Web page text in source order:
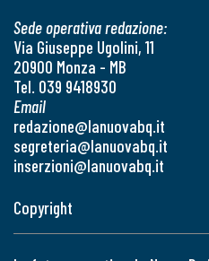
Sede operativa redazione:
Via Giuseppe Ugolini, 11
20900 Monza - MB
Tel. 039 9418930
Email
redazione@lanuovabq.it
segreteria@lanuovabq.it
inserzioni@lanuovabq.it
Copyright